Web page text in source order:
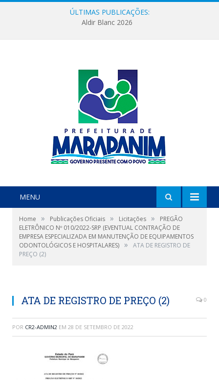
ÚLTIMAS PUBLICAÇÕES:
Aldir Blanc 2026
MENU
Home » Publicações Oficiais » Licitações »
PREGÃO
ELETRÔNICO Nº 010/2022-SRP (EVENTUAL CONTRAÇÃO DE
EMPRESA ESPECIALIZADA EM MANUTENÇÃO DE EQUIPAMENTOS
ODONTOLÓGICOS E HOSPITALARES) »
ATA DE REGISTRO DE
PREÇO (2)
ATA DE REGISTRO DE PREÇO (2) 0
POR CR2-ADMIN2 EM 28 DE SETEMBRO DE 2022